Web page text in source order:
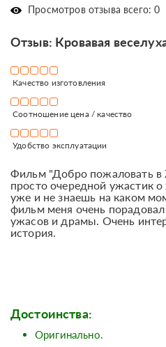
Просмотров отзыва всего: 0
Отзыв: Кровавая
Качество изготовления
Соотношение цена / качество
Удобство эксплуатации
Фильм "Добро пожаловать в
просто очередной ужастик
уже и не знаешь на каком
фильм меня очень
ужасов и драмы. Очень
история.
Достоинства:
Оригинально.